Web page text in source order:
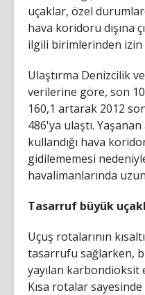
uçaklar, özel
hava koridoru dışına
ilgili birimlerinden izin
Ulaştırma Denizcilik
verilerine göre, son
160,1 artarak 2012
486'ya ulaştı.
kullandığı hava
gidilememesi
havalimanlarında
Tasarruf büyük
Uçuş rotalarının
tasarrufu sağlarken,
yayılan karbondioksit
Kısa rotalar